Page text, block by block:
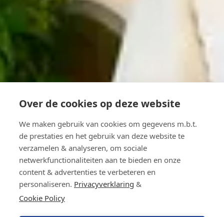
Over de cookies op deze website
We maken gebruik van cookies om gegevens m.b.t.
de prestaties en het gebruik van deze website te
verzamelen & analyseren, om sociale
netwerkfunctionaliteiten aan te bieden en onze
content & advertenties te verbeteren en
personaliseren. Privacyverklaring &
Cookie Policy